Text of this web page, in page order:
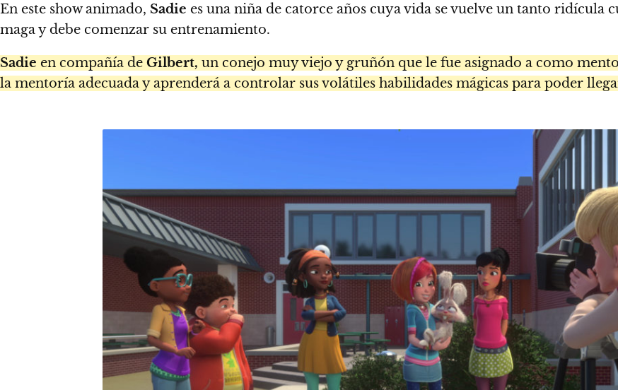
En este show animado, Sadie es una niña de catorce años cuya vida se vuelve un tanto ridícula
maga y debe comenzar su entrenamiento.
Sadie en compañía de Gilbert, un conejo muy viejo y gruñón que le fue asignado a como
la mentoría adecuada y aprenderá a controlar sus volátiles habilidades mágicas para poder